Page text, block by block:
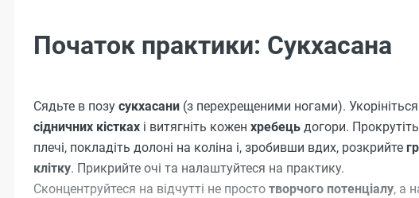
Початок практики: Сукхасана
Сядьте в позу сукхасани (з перехрещеними ногами).
сідничних кістках і витягніть кожен хребець догори. Прокрутіть
плечі, покладіть долоні на коліна і, зробивши вдих, розкрийте
клітку. Прикрийте очі та налаштуйтеся на практику.
Сконцентруйтеся на відчутті не просто творчого потенціалу, а